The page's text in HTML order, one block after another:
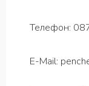
Телефон:
E-Mail: